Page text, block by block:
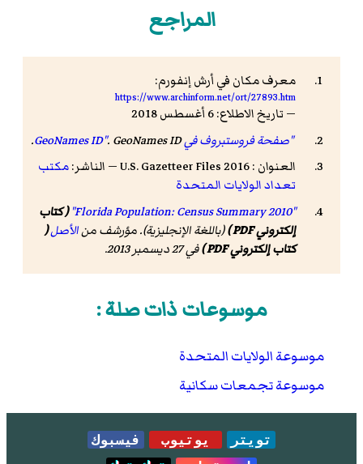
المراجع
معرف مكان في أرش إنفورم:
https://www.archinform.net/ort/27893.htm
— تاريخ الاطلاع: 6 أغسطس 2018
"صفحة فروستبروف في GeoNames ID"
. GeoNames ID
.
العنوان : 2016 U.S. Gazetteer Files — الناشر:
مكتب
تعداد الولايات المتحدة
"Florida Population: Census Summary 2010"
( كتاب
إلكتروني PDF )
(باللغة الإنجليزية). مؤرشف منالأصل(
كتاب إلكتروني PDF )
في 27 ديسمبر 2013.
موسوعات ذات صلة :
موسوعة الولايات المتحدة
موسوعة تجمعات سكانية
تويتر يوتيوب
فيسبوك